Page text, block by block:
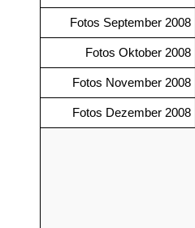
Fotos September 2008
Fotos Oktober 2008
Fotos November 2008
Fotos Dezember 2008